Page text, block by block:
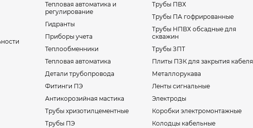
Тепловая автоматика и
регулирование
Гидранты
Приборы учета
Теплообменники
Тепловая автоматика
Детали трубопровода
Фитинги ПЭ
Антикорозийная мастика
Трубы хризотилцементные
Трубы ПЭ
Трубы ПВХ
Трубы ПА гофрированные
Трубы НПВХ обсадные для
скважин
Трубы ЗПТ
Плиты ПЗК для закрытия кабеля
Металлорукава
Ленты сигнальные
Электроды
Коробки электромонтажные
Колодцы кабельные